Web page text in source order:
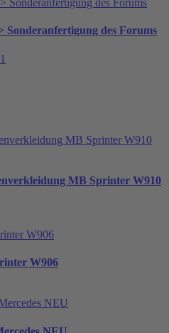
Sonderanfertigung des Forums
MB Sprinter W910
W906